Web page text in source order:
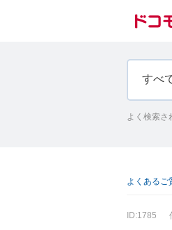
すべ
よく検索さ
よくあるご
ID:1785